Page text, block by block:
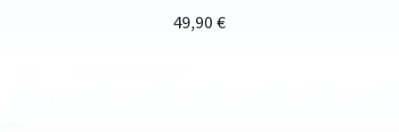
Prix
49,90 €